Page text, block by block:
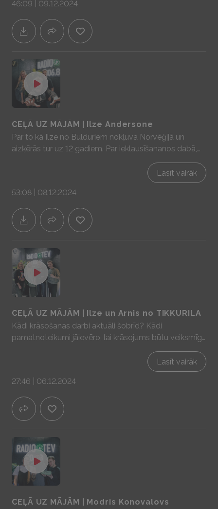
mājas prātam un sajūtām! www.yit.lv
46:09 | 09.12.2024
CEĻĀ UZ MĀJĀM | Ilze Andersone
Par to kā Ilze no Bulduriem nokļuva Norvēģijā un
aizķērās tur uz 12 gadiem. Par ieklausīšananos dabā,
par ēdamā meža ierīkošanu Ilzes saimniecībā "Saules
krasts", par pašapkalpošanās veikaliņu Mālpilī un par
to, kuriem darbiem darzā šobrīd ir īstais laiks!
Sadarbībā ar YIT Latvija - mājas prātam un sajūtām!
www.yit.lv
Lasīt vairāk
53:08 | 08.12.2024
CEĻĀ UZ MĀJĀM | Ilze un Arnis no TIKKURILA
Kādi krāsošanas darbi aktuāli šobrīd? Kādi
pamatnoteikumi jāievēro, lai krāsojums būtu veiksmīgs
un ilgmūžīgs? Kādi jaunumi krāsu pasaulē? Par to visu
Lasīt vairāk
27:46 | 06.12.2024
CEĻĀ UZ MĀJĀM | Modris Konovalovs